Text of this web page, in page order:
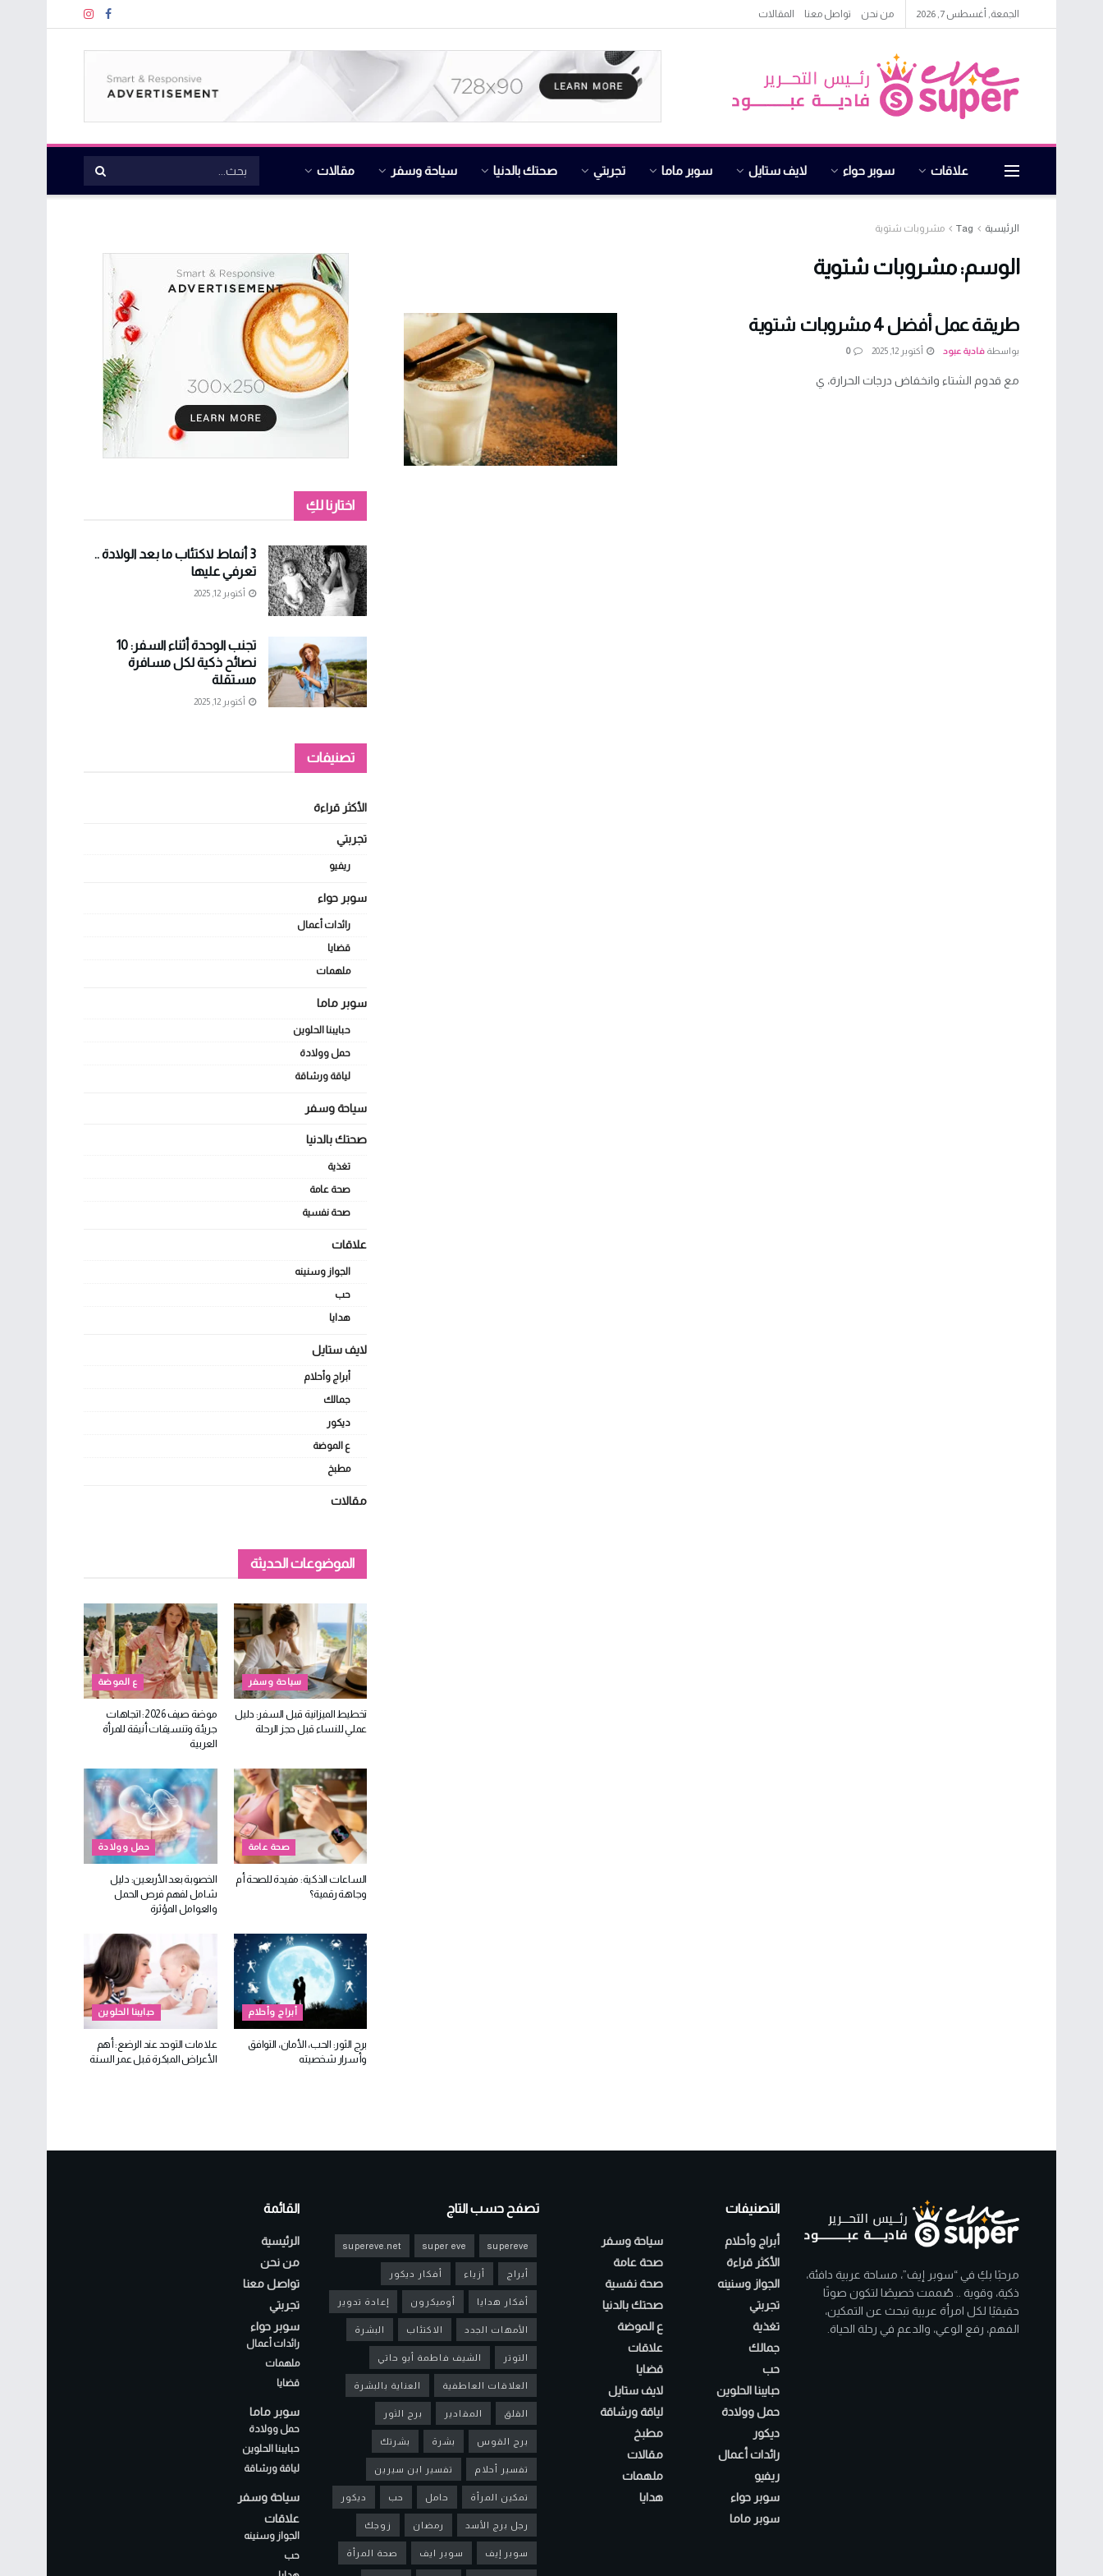
الجمعة, أغسطس 7, 2026 من نحن تواصل معنا المقالات
علاقات سوبر حواء لايف ستايل سوبر ماما تجربتي صحتك بالدنيا سياحة وسفر مقالات
الرئيسية Tag مشروبات شتوية
الوسم:مشروبات شتوية
طريقة عمل أفضل 4 مشروبات شتوية
بواسطة فادية عبود أكتوبر 12, 2025 0
مع قدوم الشتاء وانخفاض درجات الحرارة، ي
اختارنا لكِ
3 أنماط لاكتئاب ما بعد الولادة ..
تعرفي عليها
أكتوبر 12, 2025
تجنب الوحدة أثناء السفر: 10
نصائح ذكية لكل مسافرة
مستقلة
أكتوبر 12, 2025
تصنيفات
الأكثر قراءة
تجربتي
ريفيو
سوبر حواء
رائدات أعمال
قضايا
ملهمات
سوبر ماما
حبايبنا الحلوين
حمل وولادة
لياقة ورشاقة
سياحة وسفر
صحتك بالدنيا
تغذية
صحة عامة
صحة نفسية
علاقات
الجواز وسنينه
حب
هدايا
لايف ستايل
أبراج وأحلام
جمالك
ديكور
ع الموضة
مطبخ
مقالات
الموضوعات الحديثة
سياحة وسفر
تخطيط الميزانية قبل السفر: دليل
عملي للنساء قبل حجز الرحلة
ع الموضة
موضة صيف 2026: اتجاهات
جريئة وتنسيقات أنيقة للمرأة
العربية
صحة عامة
الساعات الذكية: مفيدة للصحة أم
وجاهة رقمية؟
حمل وولادة
الخصوبة بعد الأربعين: دليل
شامل لفهم فرص الحمل
والعوامل المؤثرة
أبراج وأحلام
برج الثور: الحب، الأمان، التوافق
وأسرار شخصيته
حبايبنا الحلوين
علامات التوحد عند الرضع: أهم
الأعراض المبكرة قبل عمر السنة
مرحبًا بكِ في “سوبر إيف”، مساحة عربية دافئة،
ذكية، وقوية .. صُممت خصيصًا لتكون صوتًا
حقيقيًا لكل امرأة عربية تبحث عن التمكين،
الفهم، رفع الوعي، والدعم في رحلة الحياة.
التصنيفات
أبراج وأحلام
الأكثر قراءة
الجواز وسنينه
تجربتي
تغذية
جمالك
حب
حبايبنا الحلوين
حمل وولادة
ديكور
رائدات أعمال
ريفيو
سوبر حواء
سوبر ماما
سياحة وسفر
صحة عامة
صحة نفسية
صحتك بالدنيا
ع الموضة
علاقات
قضايا
لايف ستايل
لياقة ورشاقة
مطبخ
مقالات
ملهمات
هدايا
تصفح حسب التاج
supereve
super eve
supereve.net
أبراج أزياء أفكار ديكور
أفكار هدايا أوميكرون إعادة تدوير
الأمهات الجدد الاكتئاب البشرة
التوتر الشيف فاطمة أبو حاتي
العلاقات العاطفية العناية بالبشرة
القلق المقادير برج الثور
برج القوس بشرة بشرتك
تفسير أحلام تفسير ابن سيرين
تمكين المرأة حامل حب ديكور
رجل برج الأسد رمضان زوجك
سوبر إيف سوبر ايف صحة المرأة
القائمة
الرئيسية
من نحن
تواصل معنا
تجربتي
سوبر حواء
رائدات أعمال
ملهمات
قضايا
سوبر ماما
حمل وولادة
حبايبنا الحلوين
لياقة ورشاقة
سياحة وسفر
علاقات
الجواز وسنينه
حب